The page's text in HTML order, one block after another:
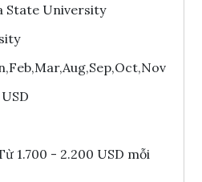
State University
1.700 - 2.200 USD mỗi